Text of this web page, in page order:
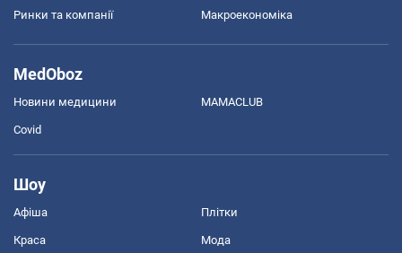
Ринки та компанії Макроекономіка
MedOboz
Новини медицини MAMACLUB
Covid
Шоу
Афіша Плітки
Краса Мода